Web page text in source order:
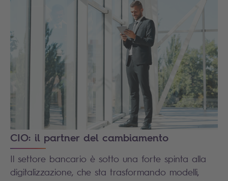
CIO: il partner del cambiamento
Il settore bancario è sotto una forte spinta alla
digitalizzazione, che sta trasformando modelli,